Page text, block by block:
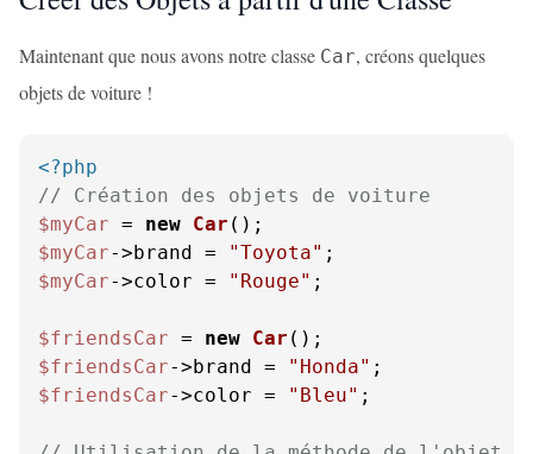
Maintenant que nous avons notre classe Car, créons quelques
objets de voiture !
<?php
// Création des objets de voiture
$myCar = new Car
$myCar->brand = "Toyota"
$myCar->color = "Rouge" ;
$friendsCar = new Car
$friendsCar->brand = "Honda"
$friendsCar->color = "Bleu" ;